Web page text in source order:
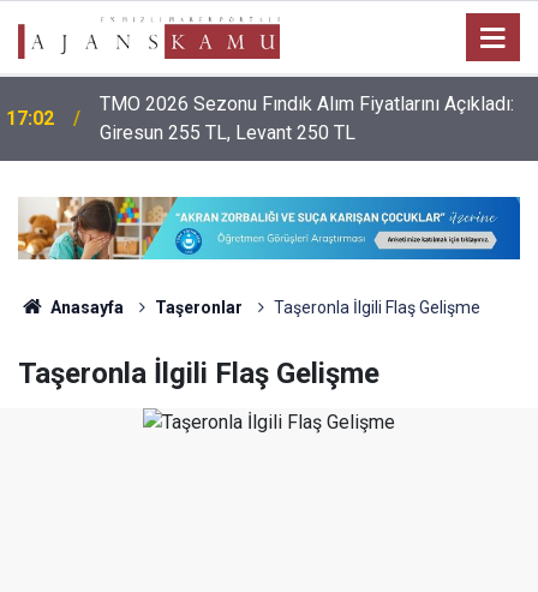
17:02
TMO 2026 Sezonu Fındık Alım Fiyatlarını Açıkladı:
Giresun 255 TL, Levant 250 TL
Anasayfa Taşeronlar Taşeronla İlgili Flaş Gelişme
Taşeronla İlgili Flaş Gelişme